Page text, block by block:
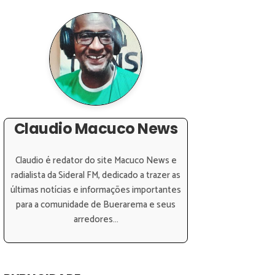
Claudio Macuco News
Claudio é redator do site Macuco News e
radialista da Sideral FM, dedicado a trazer as
últimas notícias e informações importantes
para a comunidade de Buerarema e seus
arredores...